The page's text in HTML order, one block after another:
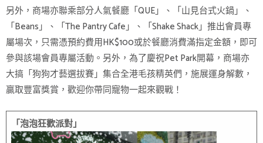
另外，商場亦聯乘部分人氣餐廳「QUE」、「山見台式火鍋」、
「Beans」、「The Pantry Cafe」、「Shake Shack」推出會員專
屬場次，只需憑預約費用HK$100或於餐廳消費滿指定金額，即可
參與該場會員專屬活動。另外，為了慶祝Pet Park開幕，商場亦
大搞「狗狗才藝選拔賽」集合全港毛孩精英們，施展運身解數，
贏取豐富獎賞，歡迎你帶同寵物一起來觀戰！
「泡泡狂歡派對」